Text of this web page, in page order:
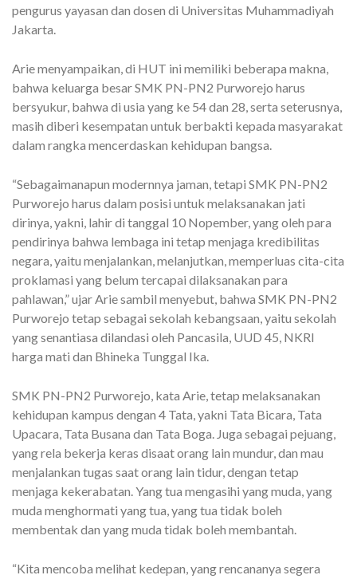
pengurus yayasan dan dosen di Universitas Muhammadiyah
Jakarta.
Arie menyampaikan, di HUT ini memiliki beberapa makna,
bahwa keluarga besar SMK PN-PN2 Purworejo harus
bersyukur, bahwa di usia yang ke 54 dan 28, serta seterusnya,
masih diberi kesempatan untuk berbakti kepada masyarakat
dalam rangka mencerdaskan kehidupan bangsa.
“Sebagaimanapun modernnya jaman, tetapi SMK PN-PN2
Purworejo harus dalam posisi untuk melaksanakan jati
dirinya, yakni, lahir di tanggal 10 Nopember, yang oleh para
pendirinya bahwa lembaga ini tetap menjaga kredibilitas
negara, yaitu menjalankan, melanjutkan, memperluas cita-cita
proklamasi yang belum tercapai dilaksanakan para
pahlawan,” ujar Arie sambil menyebut, bahwa SMK PN-PN2
Purworejo tetap sebagai sekolah kebangsaan, yaitu sekolah
yang senantiasa dilandasi oleh Pancasila, UUD 45, NKRI
harga mati dan Bhineka Tunggal Ika.
SMK PN-PN2 Purworejo, kata Arie, tetap melaksanakan
kehidupan kampus dengan 4 Tata, yakni Tata Bicara, Tata
Upacara, Tata Busana dan Tata Boga. Juga sebagai pejuang,
yang rela bekerja keras disaat orang lain mundur, dan mau
menjalankan tugas saat orang lain tidur, dengan tetap
menjaga kekerabatan. Yang tua mengasihi yang muda, yang
muda menghormati yang tua, yang tua tidak boleh
membentak dan yang muda tidak boleh membantah.
“Kita mencoba melihat kedepan, yang rencananya segera